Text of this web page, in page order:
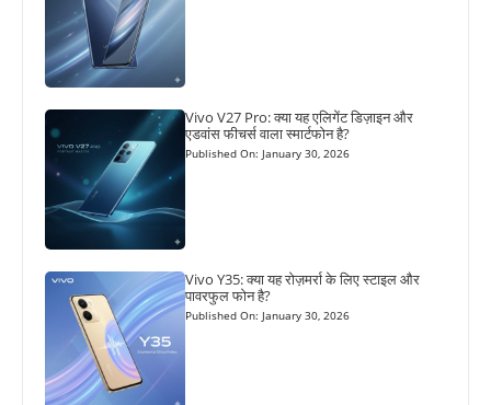
Vivo V27 Pro: क्या यह एलिगेंट डिज़ाइन और
एडवांस फीचर्स वाला स्मार्टफोन है?
Published On: January 30, 2026
Vivo Y35: क्या यह रोज़मर्रा के लिए स्टाइल और
पावरफुल फोन है?
Published On: January 30, 2026